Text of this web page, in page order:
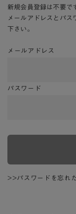
新規会員登録は不要で
メールアドレスとパス
下さい。
メールアドレス
パスワード
>>パスワードを忘れ